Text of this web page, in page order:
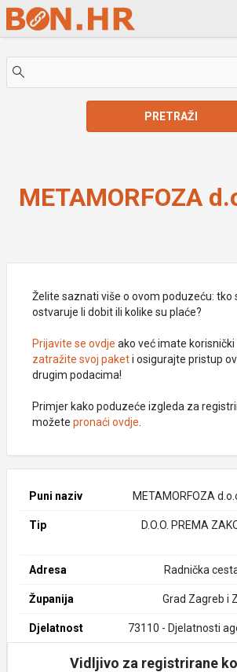
Skip to Main Content
PRETRAŽI
METAMORFOZA
Želite saznati više o ovom poduzeću: tko
ostvaruje li dobit ili kolike su plaće?
Prijavite se ovdje ako već imate korisnički
zatražite svoj paketi osigurajte pristup
drugim podacima!
Primjer kako poduzeće izgleda za
možete pronaći ovdje
Puni naziv METAMORFOZA
Tip
D.O.O. PREMA
Adresa Radnička
Županija Grad Zagreb i
Djelatnost 73110 - Djelatnosti
Vidljivo za registrirane